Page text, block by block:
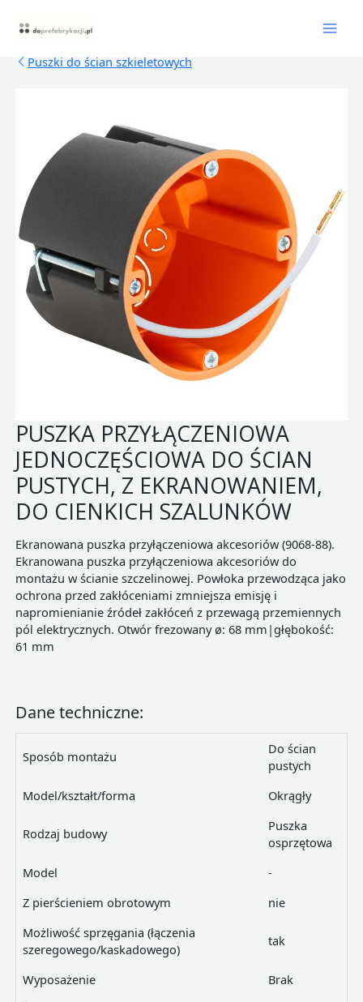
Puszki do ścian szkieletowych
PUSZKA PRZYŁĄCZENIOWA
JEDNOCZĘŚCIOWA DO ŚCIAN
PUSTYCH, Z EKRANOWANIEM,
DO CIENKICH SZALUNKÓW
Ekranowana puszka przyłączeniowa akcesoriów (9068-88).
Ekranowana puszka przyłączeniowa akcesoriów do
montażu w ścianie szczelinowej. Powłoka przewodząca jako
ochrona przed zakłóceniami zmniejsza emisję i
napromienianie źródeł zakłóceń z przewagą przemiennych
pól elektrycznych. Otwór frezowany ø: 68 mm|głębokość:
61 mm
Dane techniczne:
Sposób montażu
Do ścian
pustych
Model/kształt/forma
Okrągły
Rodzaj budowy
Puszka
osprzętowa
Model
-
Z pierścieniem obrotowym
nie
Możliwość sprzęgania (łączenia
szeregowego/kaskadowego)
tak
Wyposażenie
Brak